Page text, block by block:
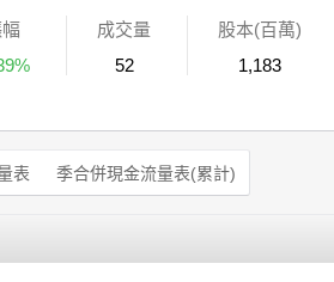
成交量
52
股本(百萬)
1,183
表 季合併現金流量表(累計)